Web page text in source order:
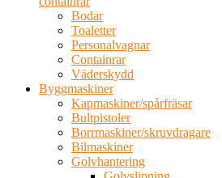
Bodar
Toaletter
Personalvagnar
Containrar
Väderskydd
Byggmaskiner
Kapmaskiner/spårfräsar
Bultpistoler
Borrmaskiner/skruvdragare
Bilmaskiner
Golvhantering